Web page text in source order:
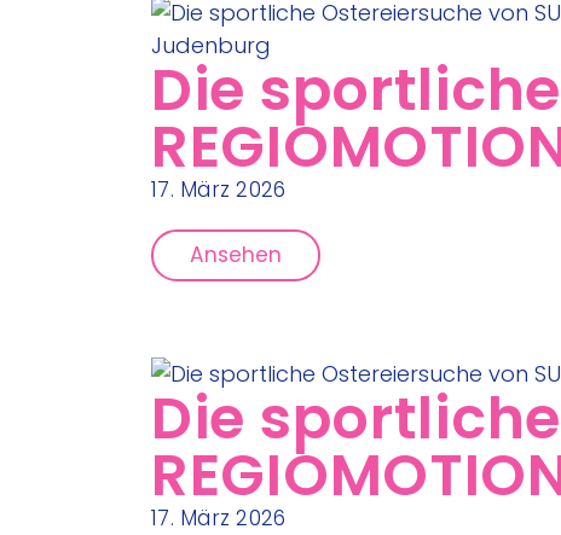
Die
17. März 2026
Ansehen
Die
17. März 2026